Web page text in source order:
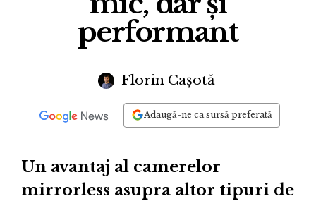
performant
Florin Cașotă
Adaugă-ne ca sursă preferată
Un avantaj al camerelor
mirrorless asupra altor tipuri de